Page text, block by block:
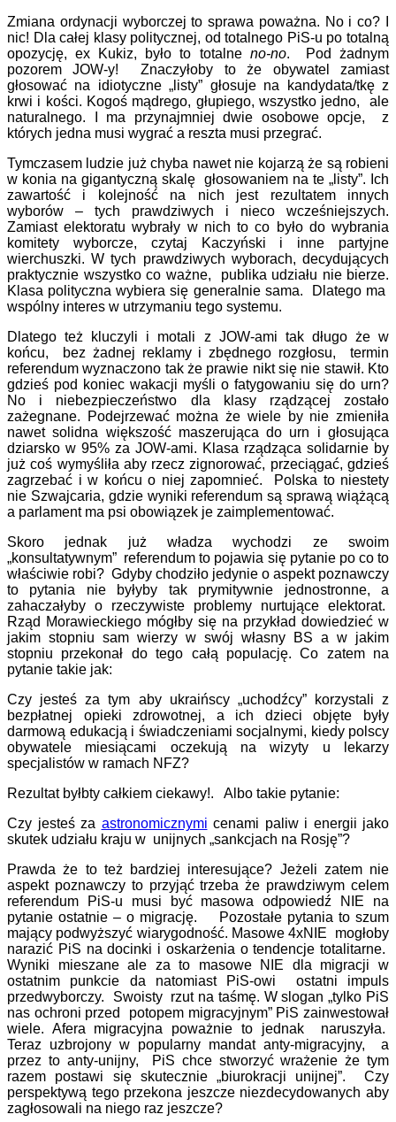
Zmiana ordynacji wyborczej to sprawa poważna. No i co? I
nic! Dla całej klasy politycznej, od totalnego PiS-u po totalną
opozycję, ex Kukiz, było to totalne no-no. Pod żadnym
pozorem JOW-y! Znaczyłoby to że obywatel zamiast
głosować na idiotyczne „listy” głosuje na kandydata/tkę z
krwi i kości. Kogoś mądrego, głupiego, wszystko jedno, ale
naturalnego. I ma przynajmniej dwie osobowe opcje, z
których jedna musi wygrać a reszta musi przegrać.
Tymczasem ludzie już chyba nawet nie kojarzą że są robieni
w konia na gigantyczną skalę głosowaniem na te „listy”. Ich
zawartość i kolejność na nich jest rezultatem innych
wyborów – tych prawdziwych i nieco wcześniejszych.
Zamiast elektoratu wybrały w nich to co było do wybrania
komitety wyborcze, czytaj Kaczyński i inne partyjne
wierchuszki. W tych prawdziwych wyborach, decydujących
praktycznie wszystko co ważne, publika udziału nie bierze.
Klasa polityczna wybiera się generalnie sama. Dlatego ma
wspólny interes w utrzymaniu tego systemu.
Dlatego też kluczyli i motali z JOW-ami tak długo że w
końcu, bez żadnej reklamy i zbędnego rozgłosu, termin
referendum wyznaczono tak że prawie nikt się nie stawił. Kto
gdzieś pod koniec wakacji myśli o fatygowaniu się do urn?
No i niebezpieczeństwo dla klasy rządzącej zostało
zażegnane. Podejrzewać można że wiele by nie zmieniła
nawet solidna większość maszerująca do urn i głosująca
dziarsko w 95% za JOW-ami. Klasa rządząca solidarnie by
już coś wymyśliła aby rzecz zignorować, przeciągać, gdzieś
zagrzebać i w końcu o niej zapomnieć. Polska to niestety
nie Szwajcaria, gdzie wyniki referendum są sprawą wiążącą
a parlament ma psi obowiązek je zaimplementować.
Skoro jednak już władza wychodzi ze swoim
„konsultatywnym” referendum to pojawia się pytanie po co to
właściwie robi? Gdyby chodziło jedynie o aspekt poznawczy
to pytania nie byłyby tak prymitywnie jednostronne, a
zahaczałyby o rzeczywiste problemy nurtujące elektorat.
Rząd Morawieckiego mógłby się na przykład dowiedzieć w
jakim stopniu sam wierzy w swój własny BS a w jakim
stopniu przekonał do tego całą populację. Co zatem na
pytanie takie jak:
Czy jesteś za tym aby ukraińscy „uchodźcy” korzystali z
bezpłatnej opieki zdrowotnej, a ich dzieci objęte były
darmową edukacją i świadczeniami socjalnymi, kiedy polscy
obywatele miesiącami oczekują na wizyty u lekarzy
specjalistów w ramach NFZ?
Rezultat byłbty całkiem ciekawy!. Albo takie pytanie:
Czy jesteś za astronomicznymi cenami paliw i energii jako
skutek udziału kraju w unijnych „sankcjach na Rosję”?
Prawda że to też bardziej interesujące? Jeżeli zatem nie
aspekt poznawczy to przyjąć trzeba że prawdziwym celem
referendum PiS-u musi być masowa odpowiedź NIE na
pytanie ostatnie – o migrację. Pozostałe pytania to szum
mający podwyższyć wiarygodność. Masowe 4xNIE mogłoby
narazić PiS na docinki i oskarżenia o tendencje totalitarne.
Wyniki mieszane ale za to masowe NIE dla migracji w
ostatnim punkcie da natomiast PiS-owi ostatni impuls
przedwyborczy. Swoisty rzut na taśmę. W slogan „tylko PiS
nas ochroni przed potopem migracyjnym” PiS zainwestował
wiele. Afera migracyjna poważnie to jednak naruszyła.
Teraz uzbrojony w popularny mandat anty-migracyjny, a
przez to anty-unijny, PiS chce stworzyć wrażenie że tym
razem postawi się skutecznie „biurokracji unijnej”. Czy
perspektywą tego przekona jeszcze niezdecydowanych aby
zagłosowali na niego raz jeszcze?